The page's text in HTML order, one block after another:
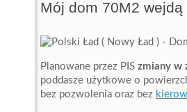
Mój dom 70M2
Planowane przez PIS zmiany w
poddasze użytkowe o
bez pozwolenia oraz bez